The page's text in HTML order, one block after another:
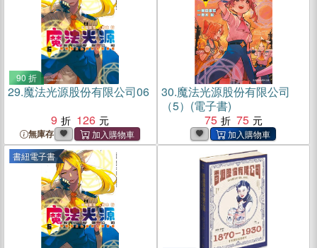
90 折
29.魔法光源股份有限公司06
9
126
無庫存
30.魔法光源股份有限公司
（5）(電子書)
75
75
書紐電子書